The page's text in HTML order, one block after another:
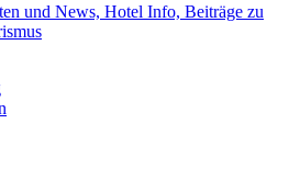
und News, Hotel Info, Beiträge zu